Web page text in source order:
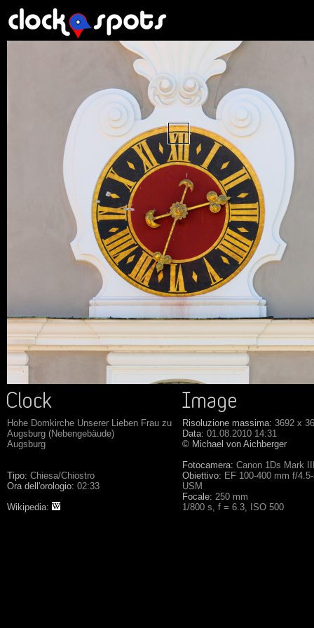
Hohe Domkirche Unserer Lieben Frau zu
Augsburg (Nebengebäude)
Augsburg
Tipo: Chiesa/Chiostro
Ora dell'orologio: 02:33
Wikipedia:
Risoluzione massima: 3692 x
Data: 01.08.2010 14:31
© Michael von Aichberger
Fotocamera: Canon 1Ds Mark
Obiettivo: EF 100-400 mm f/
USM
Focale: 250 mm
1/800 s, f = 6.3, ISO 500